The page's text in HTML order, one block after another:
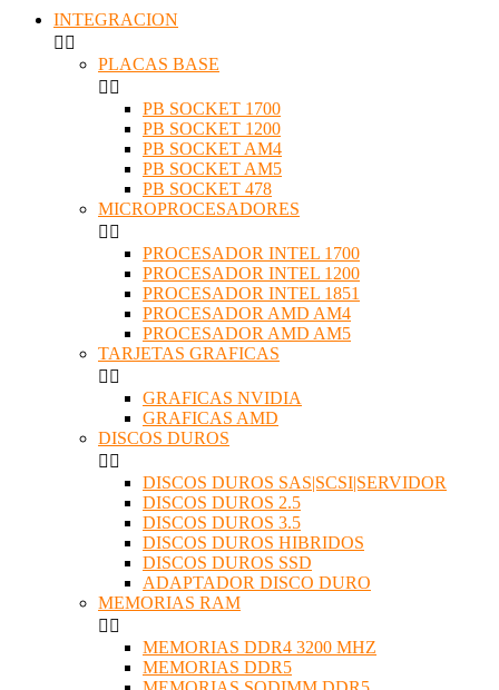
INTEGRACION
 
PLACAS BASE
 
PB SOCKET 1700
PB SOCKET 1200
PB SOCKET AM4
PB SOCKET AM5
PB SOCKET 478
MICROPROCESADORES
 
PROCESADOR INTEL 1700
PROCESADOR INTEL 1200
PROCESADOR INTEL 1851
PROCESADOR AMD AM4
PROCESADOR AMD AM5
TARJETAS GRAFICAS
 
GRAFICAS NVIDIA
GRAFICAS AMD
DISCOS DUROS
 
DISCOS DUROS SAS|SCSI|SERVIDOR
DISCOS DUROS 2.5
DISCOS DUROS 3.5
DISCOS DUROS HIBRIDOS
DISCOS DUROS SSD
ADAPTADOR DISCO DURO
MEMORIAS RAM
 
MEMORIAS DDR4 3200 MHZ
MEMORIAS DDR5